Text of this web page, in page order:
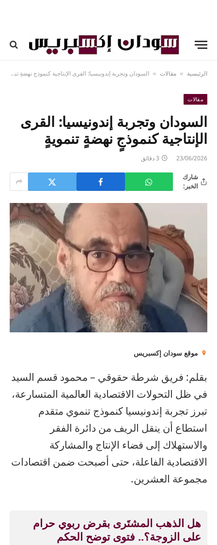
الرئيسية » مقالات » السودان وتجربة إندونيسيا: القرى الإنتاجية كنموذجٍ نهضةٍ تنمويةٍ
مقالات
السودان وتجربة إندونيسيا: القرى
الإنتاجية كنموذجٍ نهضةٍ تنمويةٍ
23/06/2026 3 دقائق
شارك
الخبر:
موقع سودان إكسبريس
بقلم: فريق شرطة حقوقي – محمود قسم السيد
في ظل التحولات الاقتصادية العالمية المتسارعة،
تبرز تجربة إندونيسيا كنموذج تنموي متقدم
استطاع أن ينقل الريف من دائرة الفقر
والاستهلاك إلى فضاء الإنتاج والمشاركة
الاقتصادية الفاعلة، حتى أصبحت ضمن اقتصادات
مجموعة العشرين.
هل الذهب المشتَرى بقرض ربوي حرام
على الزوجة؟.. فتوى توضح الحكم